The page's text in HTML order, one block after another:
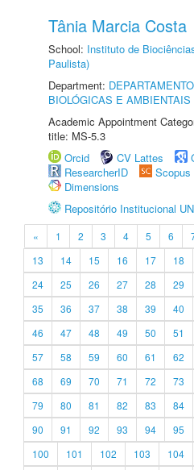
Tânia Marcia Costa
School: Instituto de
Paulista)
Department:
BIOLÓGICAS E AMBIENTAIS
Academic Appointment
title: MS-5.3
Orcid
CV Lattes
ResearcherID
Scopus
Dimensions
Repositório Institucional
« 1 2 3 4 5 6
13
14 15 16 17 18
24
25 26 27 28 29
35
36 37 38 39 40
46
47 48 49 50 51
57
58 59 60 61 62
68
69 70 71 72 73
79
80 81 82 83 84
90
91 92 93 94 95
100
101 102 103 104